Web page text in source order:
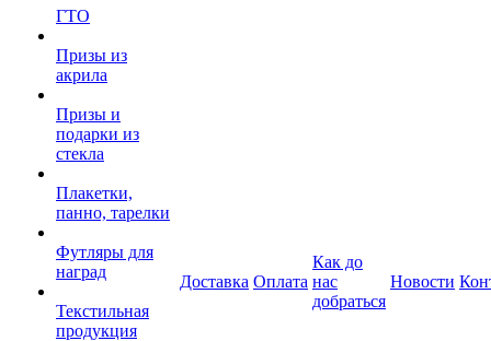
ГТО
Призы из
акрила
Призы и
подарки из
стекла
Плакетки,
панно, тарелки
Футляры для
наград
Текстильная
продукция
Доставка Оплата
Как до
нас
добраться
Новости